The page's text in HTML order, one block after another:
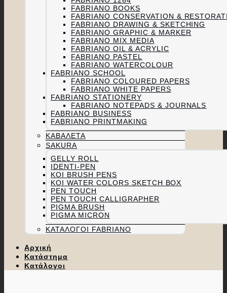
FABRIANO BOOKS
FABRIANO CONSERVATION &
FABRIANO DRAWING & SKETCHING
FABRIANO GRAPHIC & MARKER
FABRIANO MIX MEDIA
FABRIANO OIL & ACRYLIC
FABRIANO PASTEL
FABRIANO WATERCOLOUR
FABRIANO SCHOOL
FABRIANO COLOURED PAPERS
FABRIANO WHITE PAPERS
FABRIANO STATIONERY
FABRIANO NOTEPADS & JOURNALS
FABRIANO BUSINESS
FABRIANO PRINTMAKING
ΚΑΒΑΛΈΤΑ
SAKURA
GELLY ROLL
IDENTI-PEN
KOI BRUSH PENS
KOI WATER COLORS SKETCH BOX
PEN TOUCH
PEN TOUCH CALLIGRAPHER
PIGMA BRUSH
PIGMA MICRON
ΚΑΤΆΛΟΓΟΙ FABRIANO
Αρχική
Κατάστημα
Κατάλογοι